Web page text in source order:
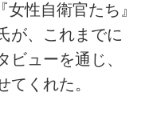
性自衛官たち』
が、これまでに
ビューを通じ、
てくれた。